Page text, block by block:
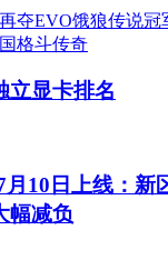
立显卡排名
10日上线：新
幅减负